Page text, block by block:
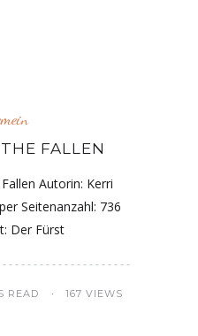
FALLEN
Autorin: Kerri
Seitenanzahl: 736
Der Fürst
READ 167 VIEWS